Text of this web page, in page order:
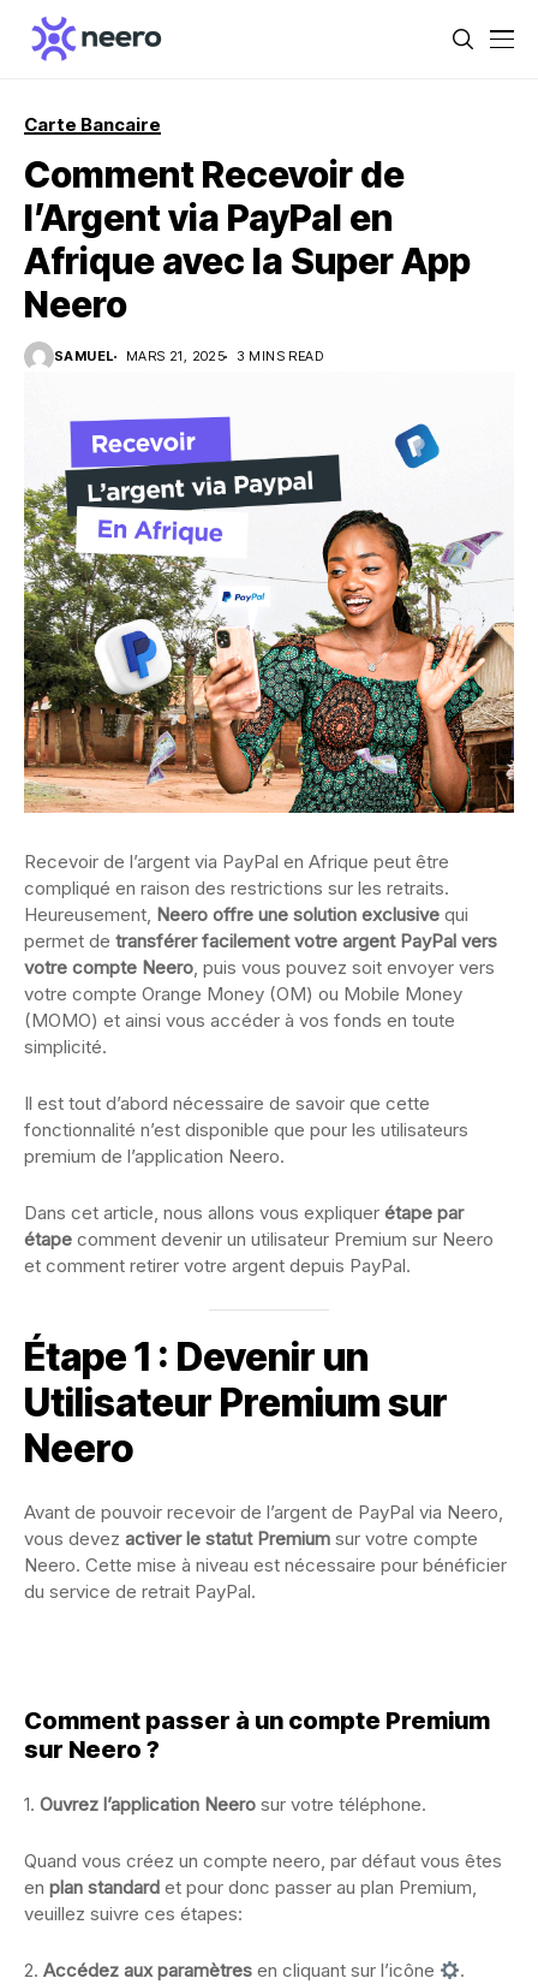
Carte Bancaire
Comment Recevoir de
l’Argent via PayPal en
Afrique avec la Super App
Neero
SAMUEL MARS 21, 2025 3 MINS READ
Recevoir de l’argent via PayPal en Afrique peut être
compliqué en raison des restrictions sur les retraits.
Heureusement, Neero offre une solution exclusive qui
permet de transférer facilement votre argent PayPal vers
votre compte Neero, puis vous pouvez soit envoyer vers
votre compte Orange Money (OM) ou Mobile Money
(MOMO) et ainsi vous accéder à vos fonds en toute
simplicité.
Il est tout d’abord nécessaire de savoir que cette
fonctionnalité n’est disponible que pour les utilisateurs
premium de l’application Neero.
Dans cet article, nous allons vous expliquer étape par
étape comment devenir un utilisateur Premium sur Neero
et comment retirer votre argent depuis PayPal.
Étape 1 : Devenir un
Utilisateur Premium sur
Neero
Avant de pouvoir recevoir de l’argent de PayPal via Neero,
vous devez activer le statut Premium sur votre compte
Neero. Cette mise à niveau est nécessaire pour bénéficier
du service de retrait PayPal.
Comment passer à un compte Premium
sur Neero ?
1. Ouvrez l’application Neero sur votre téléphone.
Quand vous créez un compte neero, par défaut vous êtes
en plan standard et pour donc passer au plan Premium,
veuillez suivre ces étapes:
2. Accédez aux paramètres en cliquant sur l’icône .